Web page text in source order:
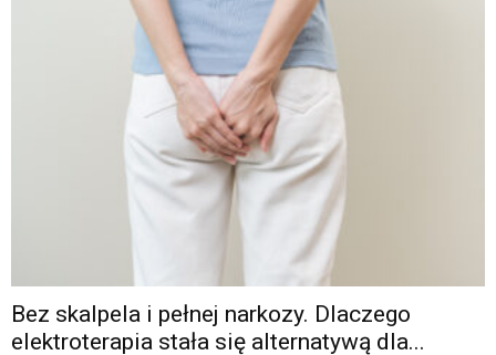
Bez skalpela i pełnej narkozy. Dlaczego
elektroterapia stała się alternatywą dla...